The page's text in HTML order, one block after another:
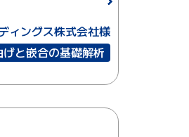
ィングス株式会社様
と嵌合の基礎解析